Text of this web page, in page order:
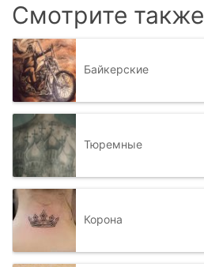
Смотрите также
Байкерские
Тюремные
Корона